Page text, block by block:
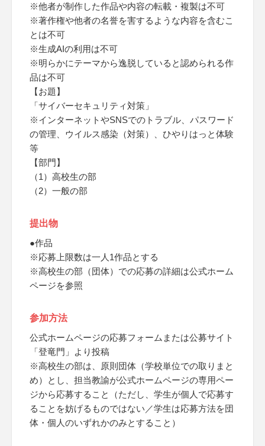
※他者が制作した作品や内容の転載・複製は不可
※著作権や他者の名誉を害するような内容を含むこ
とは不可
※生成AIの利用は不可
※明らかにテーマから逸脱していると認められる作
品は不可
【お題】
「サイバーセキュリティ対策」
※インターネットやSNSでのトラブル、パスワード
の管理、ウイルス感染（対策）、ひやりはっと体験
等
【部門】
（1）高校生の部
（2）一般の部
提出物
●作品
※応募上限数は一人1作品とする
※高校生の部（団体）での応募の詳細は公式ホーム
ページを参照
参加方法
公式ホームページの応募フォームまたは公募サイト
「登竜門」より投稿
※高校生の部は、原則団体（学校単位での取りまと
め）とし、担当教諭が公式ホームページの専用ペー
ジから応募すること（ただし、学生が個人で応募す
ることを妨げるものではない／学生は応募方法を団
体・個人のいずれかのみとすること）